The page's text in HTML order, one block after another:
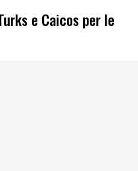
e Caicos per le